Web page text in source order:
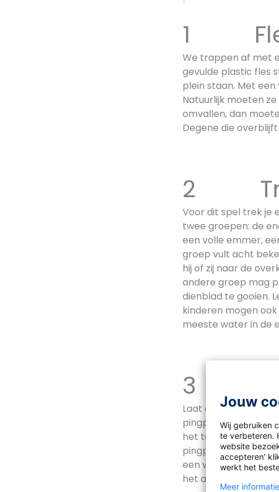
1
We trappen af met
gevulde plastic fles
plein staan. Met
Natuurlijk moeten
omvallen, dan
Degene die
2
Voor dit spel trek je
twee groepen: de
een volle emmer,
groep vult acht
hij of zij naar de
andere groep mag
dienblad te gooien.
kinderen mogen
meeste water in de
3
Laat alle kinderen
pingpongballetjes
het team krijgt een
pingpongballetje.
een waterpistool
het andere team
Jouw
Wij gebruiken
te verbeteren.
website
accepteren’
werkt het
Meer